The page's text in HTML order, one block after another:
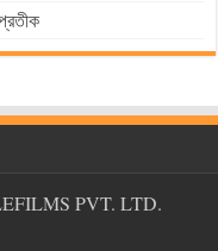
PVT. LTD.